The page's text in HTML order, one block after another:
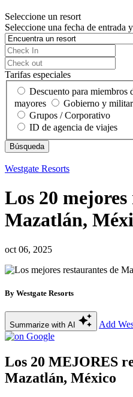
Seleccione un resort
Seleccione una fecha de entrada
Tarifas especiales
Descuento para miembros
mayores
Gobierno y
Grupos / Corporativo
ID de agencia de viajes
Westgate Resorts
Los 20
Mazatlán,
oct 06, 2025
By Westgate Resorts
Summarize with AI Add
Los 20 MEJORES
Mazatlán, México